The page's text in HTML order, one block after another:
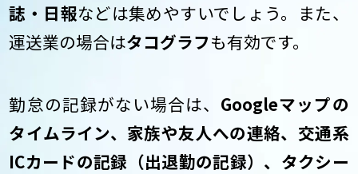
誌・日報などは集めやすいでしょう。また、
運送業の場合はタコグラフも有効です。
勤怠の記録がない場合は、 Googleマップの
タイムライン、家族や友人への連絡、交通系
ICカードの記録（出退勤の記録）、タクシー